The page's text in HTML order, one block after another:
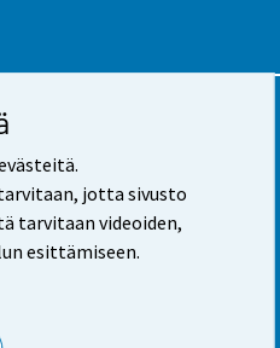
jotta sivusto
tarvitaan videoiden,
esittämiseen.